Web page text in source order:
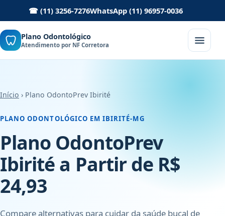
☎ (11) 3256-7276WhatsApp (11) 96957-0036
Plano Odontológico
Atendimento por NF Corretora
Início › Plano OdontoPrev Ibirité
PLANO ODONTOLÓGICO EM IBIRITÉ-MG
Plano OdontoPrev
Ibirité a Partir de R$
24,93
Compare alternativas para cuidar da saúde bucal de